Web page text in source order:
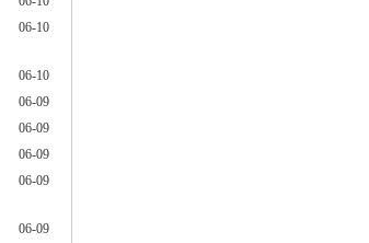
06-10
06-10
06-09
06-09
06-09
06-09
06-09